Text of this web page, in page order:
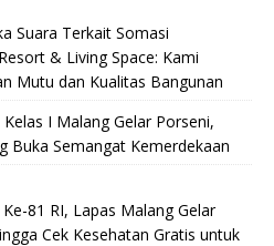
Suara Terkait Somasi
& Living Space: Kami
Mutu dan Kualitas Bangunan
I Malang Gelar Porseni,
Buka Semangat Kemerdekaan
81 RI, Lapas Malang Gelar
Cek Kesehatan Gratis untuk